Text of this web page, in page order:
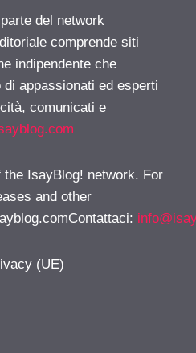
del network
comprende siti
indipendente che
appassionati ed esperti
comunicati e
IsayBlog! network. For
and other
:
(UE)